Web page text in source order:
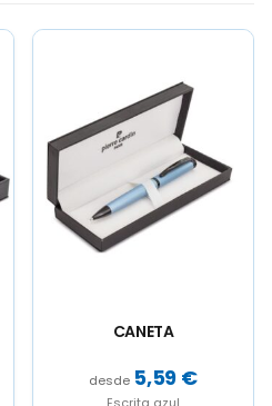
€
has
multiple
variants.
The
options
may
be
page
has
multiple
variants.
The
options
may
be
page